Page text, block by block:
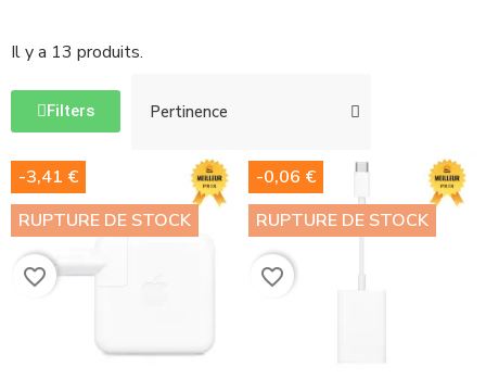
Il y a 13 produits.
Filters
-3,41 €
RUPTURE DE STOCK
favorite_border
-0,06 €
RUPTURE DE STOCK
favorite_border